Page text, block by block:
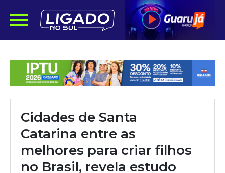
Cidades de Santa
Catarina entre as
melhores para criar filhos
no Brasil, revela estudo